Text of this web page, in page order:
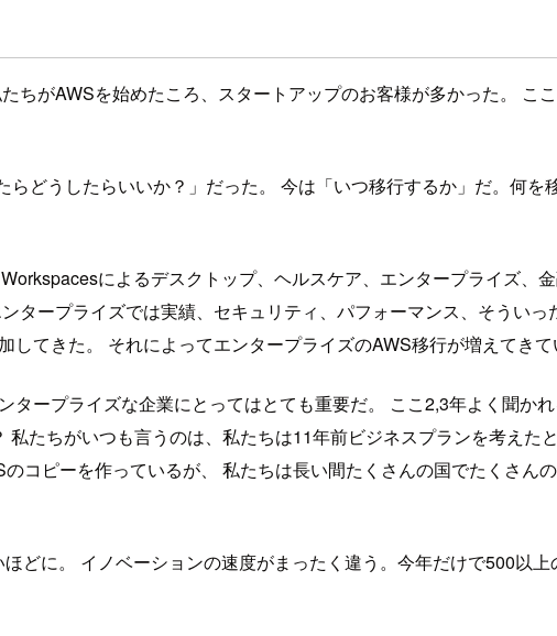
がAWSを始めたころ、スタートアップのお客様が多かった。 こ
どうしたらいいか？」だった。 今は「いつ移行するか」だ。何を
によるデスクトップ、ヘルスケア、エンタープライズ、
タープライズでは実績、セキュリティ、パフォーマンス、そうい
てきた。 それによってエンタープライズのAWS移行が増えてきて
ープライズな企業にとってはとても重要だ。 ここ2,3年よく聞か
たちがいつも言うのは、私たちは11年前ビジネスプランを考えた
コピーを作っているが、 私たちは長い間たくさんの国でたくさん
どに。 イノベーションの速度がまったく違う。今年だけで500以